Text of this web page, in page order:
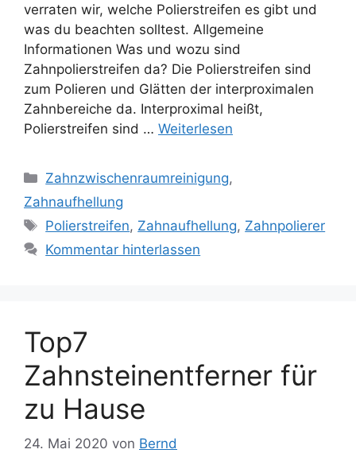
verraten wir, welche Polierstreifen es gibt und
was du beachten solltest. Allgemeine
Informationen Was und wozu sind
Zahnpolierstreifen da? Die Polierstreifen sind
zum Polieren und Glätten der interproximalen
Zahnbereiche da. Interproximal heißt,
Polierstreifen sind … Weiterlesen
Kategorien
Zahnzwischenraumreinigung,
Zahnaufhellung
Schlagwörter
Polierstreifen, Zahnaufhellung, Zahnpolierer
Kommentar hinterlassen
Top7
Zahnsteinentferner für
zu Hause
24. Mai 2020 von Bernd